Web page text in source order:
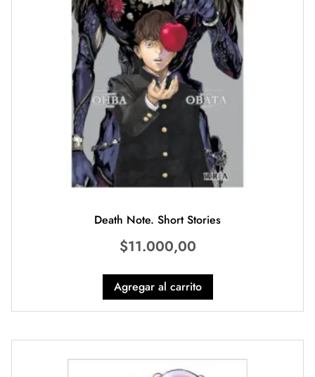
Death Note. Short Stories
$11.000,00
Agregar al carrito